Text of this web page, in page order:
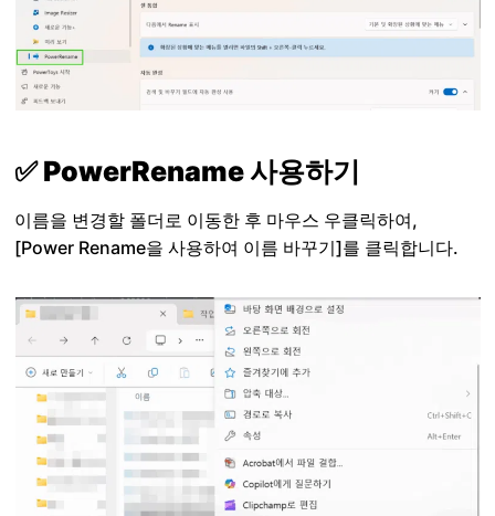
✅ PowerRename 사용하기
이름을 변경할 폴더로 이동한 후 마우스 우클릭하여,
[Power Rename을 사용하여 이름 바꾸기]를 클릭합니다.